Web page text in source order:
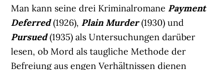
Man kann seine drei Kriminalromane Payment
Deferred(1926), Plain Murder(1930) und
Pursued(1935) als Untersuchungen darüber
lesen, ob Mord als taugliche Methode der
Befreiung aus engen Verhältnissen dienen